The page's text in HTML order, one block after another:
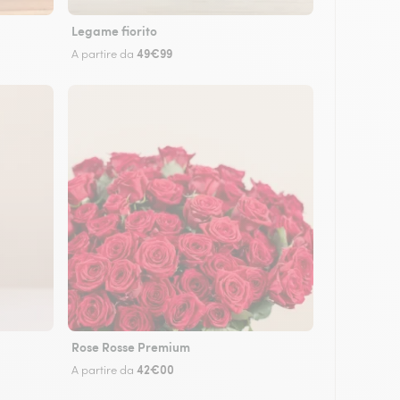
Legame fiorito
A partire da 49€99
Rose Rosse Premium
A partire da 42€00